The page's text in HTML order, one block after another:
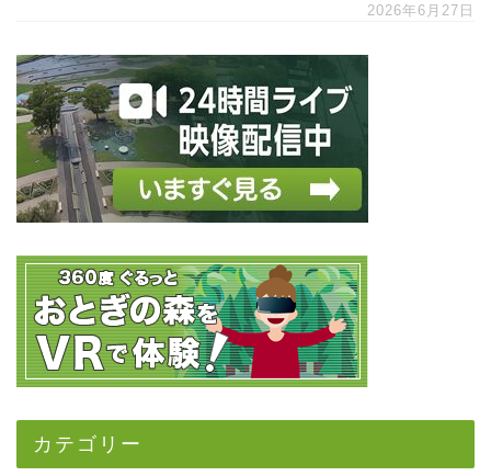
2026年6月27日
カテゴリー